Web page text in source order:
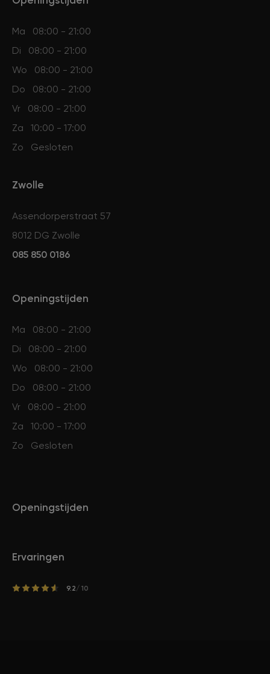
Ma
08:00 - 21:00
Di
08:00 - 21:00
Wo
08:00 - 21:00
Do
08:00 - 21:00
Vr
08:00 - 21:00
Za
10:00 - 17:00
Zo
Gesloten
Zwolle
Assendorperstraat 57
8012 DG Zwolle
085 850 0186
Openingstijden
Ma
08:00 - 21:00
Di
08:00 - 21:00
Wo
08:00 - 21:00
Do
08:00 - 21:00
Vr
08:00 - 21:00
Za
10:00 - 17:00
Zo
Gesloten
Openingstijden
Ervaringen
9.2/ 10